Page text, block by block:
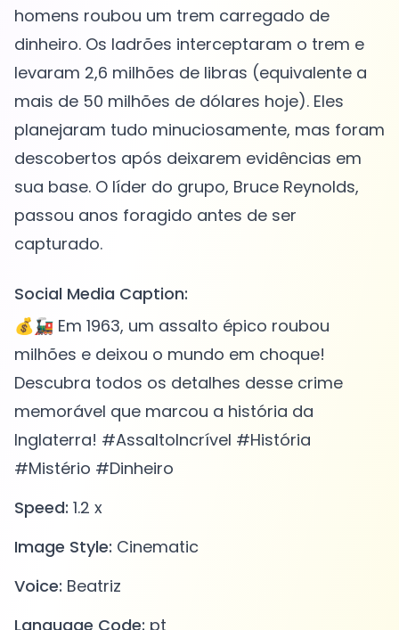
homens roubou um trem carregado de
dinheiro. Os ladrões interceptaram o trem e
levaram 2,6 milhões de libras (equivalente a
mais de 50 milhões de dólares hoje). Eles
planejaram tudo minuciosamente, mas foram
descobertos após deixarem evidências em
sua base. O líder do grupo, Bruce Reynolds,
passou anos foragido antes de ser
Social Media Caption:
💰🚂 Em 1963, um assalto épico roubou
milhões e deixou o mundo em choque!
Descubra todos os detalhes desse crime
memorável que marcou a história da
Inglaterra! #AssaltoIncrível #História
#Mistério #Dinheiro
Speed: 1.2 x
Image Style: Cinematic
Voice: Beatriz
Language Code: pt